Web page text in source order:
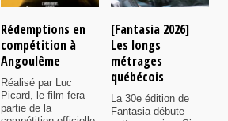
Rédemptions en
compétition à
Angoulême
Réalisé par Luc
Picard, le film fera
partie de la
[Fantasia 2026]
Les longs
métrages
québécois
La 30e édition de
Fantasia débute